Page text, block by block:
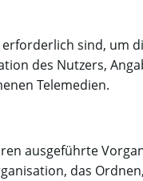
sind, um
des Nutzers,
Telemedien.
ausgeführte
das